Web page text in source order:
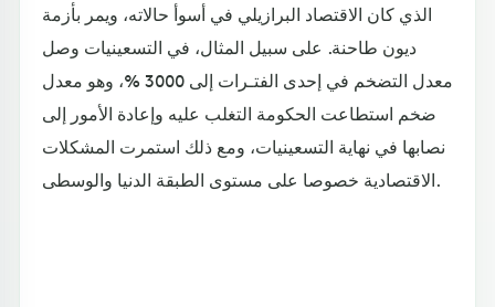
الذي كان الاقتصاد البرازيلي في أسوأ حالاته، ويمر بأزمة
ديون طاحنة. على سبيل المثال، في التسعينيات وصل
معدل التضخم في إحدى الفتـرات إلى 3000 %، وهو معدل
ضخم استطاعت الحكومة التغلب عليه وإعادة الأمور إلى
نصابها في نهاية التسعينيات، ومع ذلك استمرت المشكلات
الاقتصادية خصوصا على مستوى الطبقة الدنيا والوسطى.